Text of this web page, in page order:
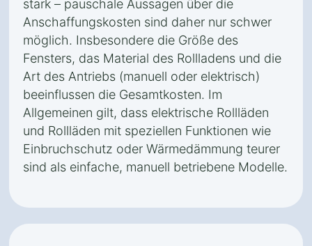
stark – pauschale Aussagen über die
Anschaffungskosten sind daher nur schwer
möglich. Insbesondere die Größe des
Fensters, das Material des Rollladens und die
Art des Antriebs (manuell oder elektrisch)
beeinflussen die Gesamtkosten. Im
Allgemeinen gilt, dass elektrische Rollläden
und Rollläden mit speziellen Funktionen wie
Einbruchschutz oder Wärmedämmung teurer
sind als einfache, manuell betriebene Modelle.